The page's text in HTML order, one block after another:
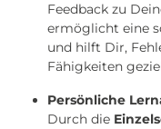
Feedback zu
ermöglicht eine
und hilft Dir,
Fähigkeiten
Persönliche
Durch die